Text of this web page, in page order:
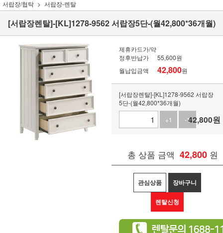
서랍장/협탁
서랍장-렌탈
[서랍장렌탈]-[KL]1278-9562 서랍장5단-(월42,800*36개월)
제휴카드가/약
정후반납가
55,600원
월납입금액
42,800원
[서랍장렌탈]-[KL]1278-9562 서랍장
5단-(월42,800*36개월)
+1
-142,800원
총 상품 금액 42,800 원
관심상품 장바구니
렌탈신청